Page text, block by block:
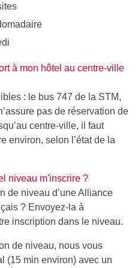
à mon hôtel au centre-ville
: le bus 747 de la STM,
pas de réservation de
centre-ville, il faut
environ, selon l’état de la
niveau m'inscrire ?
de niveau d’une Alliance
? Envoyez-la à
inscription dans le niveau.
de niveau, nous vous
(15 min environ) avec un